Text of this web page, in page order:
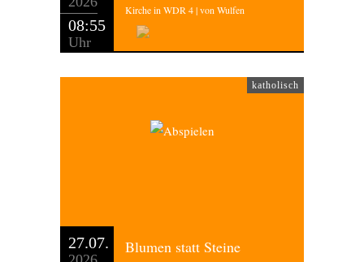
08:55
Uhr
Kirche in WDR 4 | von Wulfen
katholisch
27.07. Blumen statt Steine